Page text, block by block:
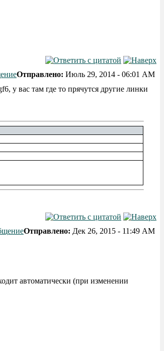
Отправлено: Июль 29, 2014 - 06:01 AM
у вас там где то прячутся другие линки
Отправлено: Дек 26, 2015 - 11:49 AM
автоматически (при изменении